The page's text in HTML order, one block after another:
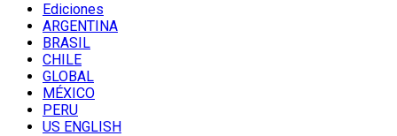
Ediciones
ARGENTINA
BRASIL
CHILE
GLOBAL
MÉXICO
PERU
US ENGLISH